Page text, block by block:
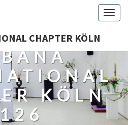
CHAPTER KÖLN
KÖLN